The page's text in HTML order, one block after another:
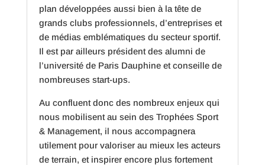
plan développées aussi bien à la tête de
grands clubs professionnels, d’entreprises et
de médias emblématiques du secteur sportif.
Il est par ailleurs président des alumni de
l’université de Paris Dauphine et conseille de
nombreuses start-ups.
Au confluent donc des nombreux enjeux qui
nous mobilisent au sein des Trophées Sport
& Management, il nous accompagnera
utilement pour valoriser au mieux les acteurs
de terrain, et inspirer encore plus fortement